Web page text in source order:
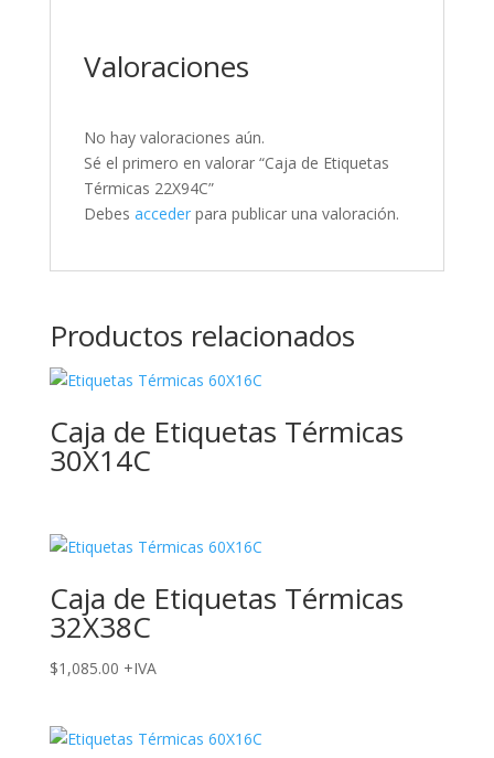
Valoraciones
No hay valoraciones aún.
Sé el primero en valorar “Caja de Etiquetas
Térmicas 22X94C”
Debes accederpara publicar una valoración.
Productos relacionados
Caja de Etiquetas Térmicas
30X14C
Caja de Etiquetas Térmicas
32X38C
$1,085.00 +IVA